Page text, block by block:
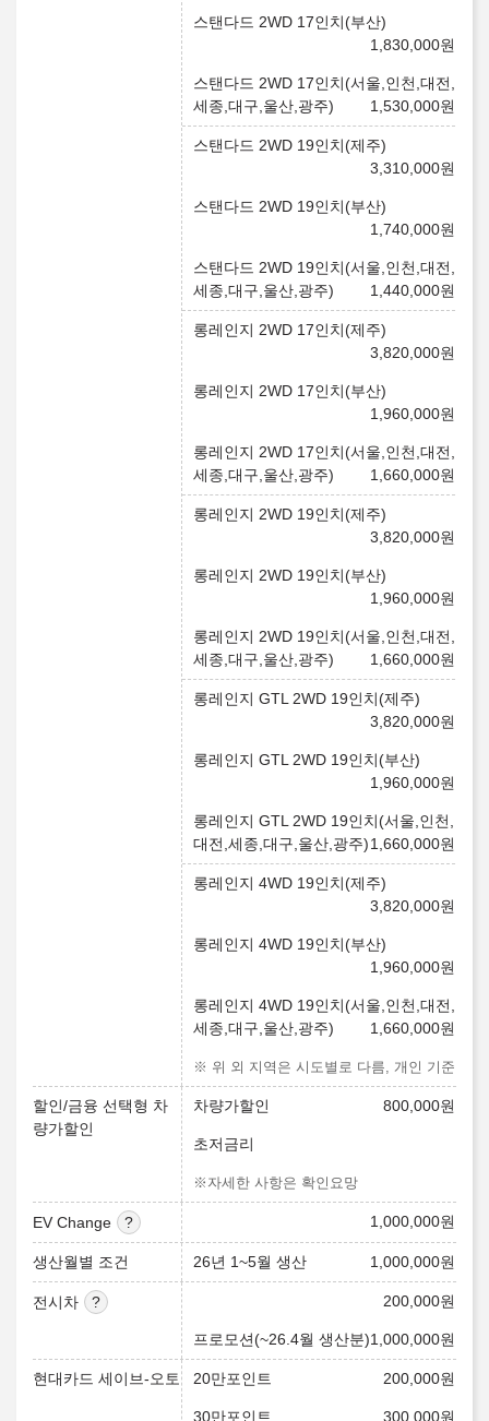
스탠다드 2WD 17인치(부산)
1,830,000원
스탠다드 2WD 17인치(서울,인천,대전,
세종,대구,울산,광주)
1,530,000원
스탠다드 2WD 19인치(제주)
3,310,000원
스탠다드 2WD 19인치(부산)
1,740,000원
스탠다드 2WD 19인치(서울,인천,대전,
세종,대구,울산,광주)
1,440,000원
롱레인지 2WD 17인치(제주)
3,820,000원
롱레인지 2WD 17인치(부산)
1,960,000원
롱레인지 2WD 17인치(서울,인천,대전,
세종,대구,울산,광주)
1,660,000원
롱레인지 2WD 19인치(제주)
3,820,000원
롱레인지 2WD 19인치(부산)
1,960,000원
롱레인지 2WD 19인치(서울,인천,대전,
세종,대구,울산,광주)
1,660,000원
롱레인지 GTL 2WD 19인치(제주)
3,820,000원
롱레인지 GTL 2WD 19인치(부산)
1,960,000원
롱레인지 GTL 2WD 19인치(서울,인천,
대전,세종,대구,울산,광주)1,660,000원
롱레인지 4WD 19인치(제주)
3,820,000원
롱레인지 4WD 19인치(부산)
1,960,000원
롱레인지 4WD 19인치(서울,인천,대전,
세종,대구,울산,광주)
1,660,000원
※ 위 외 지역은 시도별로 다름, 개인 기준
할인/금융 선택형 차
량가할인
차량가할인 800,000원
초저금리
※자세한 사항은 확인요망
EV Change 1,000,000원
생산월별 조건 26년 1~5월 생산 1,000,000원
전시차 200,000원
프로모션(~26.4월 생산분)1,000,000원
현대카드 세이브-오토 20만포인트 200,000원
30만포인트 300,000원